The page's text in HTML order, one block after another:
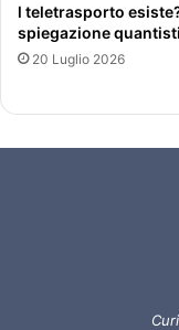
l teletrasporto
spiegazione
20 Luglio 2026